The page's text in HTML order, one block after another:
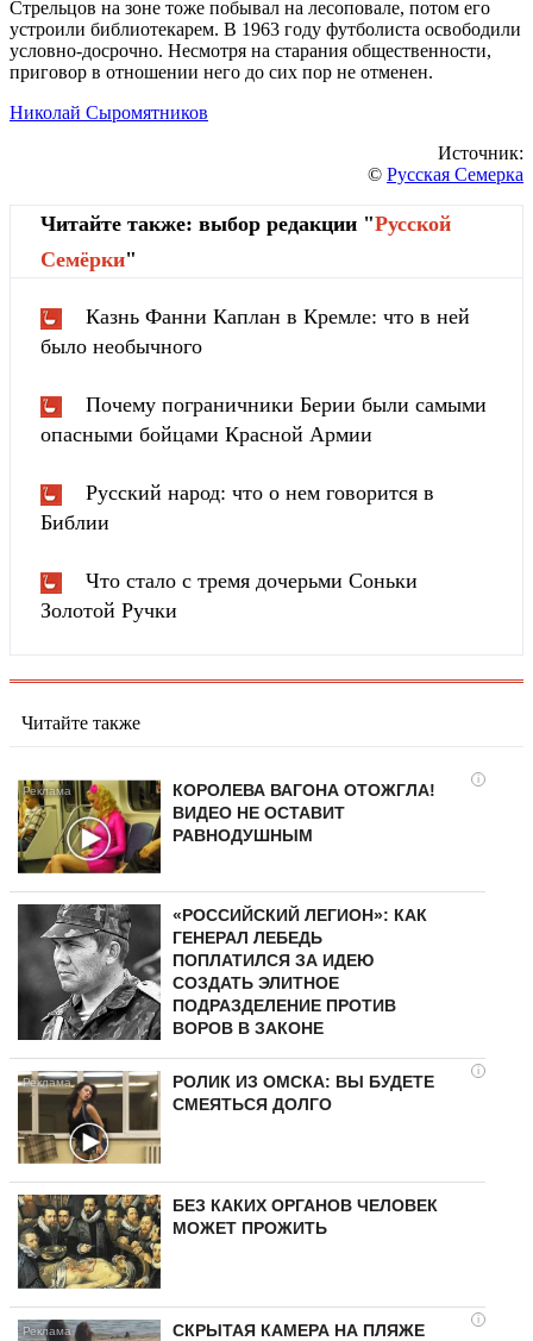
Стрельцов на зоне тоже побывал на лесоповале, потом его
устроили библиотекарем. В 1963 году футболиста освободили
условно-досрочно. Несмотря на старания общественности,
приговор в отношении него до сих пор не отменен.
Николай Сыромятников
Источник:
© Русская Семерка
Читайте также: выбор редакции "Русской
Cемёрки"
Казнь Фанни Каплан в Кремле: что в ней
было необычного
Почему пограничники Берии были самыми
опасными бойцами Красной Армии
Русский народ: что о нем говорится в
Библии
Что стало с тремя дочерьми Соньки
Золотой Ручки
Читайте также
i
КОРОЛЕВА ВАГОНА ОТОЖГЛА!
ВИДЕО НЕ ОСТАВИТ
РАВНОДУШНЫМ
«РОССИЙСКИЙ ЛЕГИОН»: КАК
ГЕНЕРАЛ ЛЕБЕДЬ
ПОПЛАТИЛСЯ ЗА ИДЕЮ
СОЗДАТЬ ЭЛИТНОЕ
ПОДРАЗДЕЛЕНИЕ ПРОТИВ
ВОРОВ В ЗАКОНЕ
i
РОЛИК ИЗ ОМСКА: ВЫ БУДЕТЕ
СМЕЯТЬСЯ ДОЛГО
БЕЗ КАКИХ ОРГАНОВ ЧЕЛОВЕК
МОЖЕТ ПРОЖИТЬ
i
СКРЫТАЯ КАМЕРА НА ПЛЯЖЕ